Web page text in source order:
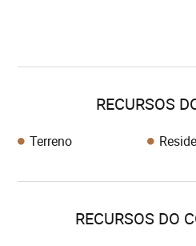
RECURSOS
Terreno
RECURSOS DO